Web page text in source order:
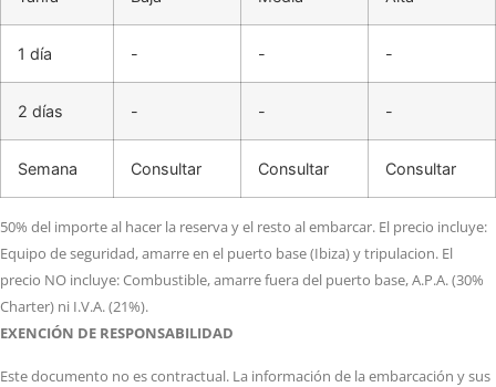
1 día - - -
2 días - - -
Semana Consultar Consultar Consultar
50% del importe al hacer la reserva y el resto al embarcar. El precio incluye:
Equipo de seguridad, amarre en el puerto base (Ibiza) y tripulacion. El
precio NO incluye: Combustible, amarre fuera del puerto base, A.P.A. (30%
Charter) ni I.V.A. (21%).
EXENCIÓN DE RESPONSABILIDAD
Este documento no es contractual. La información de la embarcación y sus